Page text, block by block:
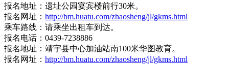
报名地址：遗址公园宴宾楼前行30米。
报名网址： http://bm.huatu.com/zhaosheng/jl/gkms.html
乘车路线：请乘坐出租车到达。
报名电话：0439-7238886
报名地址：靖宇县中心加油站南100米华图教育。
报名网址： http://bm.huatu.com/zhaosheng/jl/gkms.html